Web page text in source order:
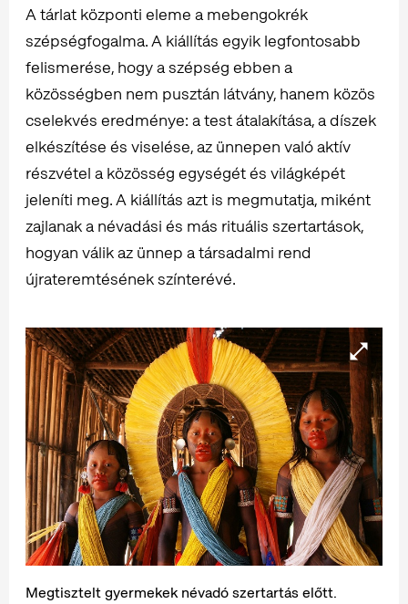
A tárlat központi eleme a mebengokrék
szépségfogalma. A kiállítás egyik legfontosabb
felismerése, hogy a szépség ebben a
közösségben nem pusztán látvány, hanem közös
cselekvés eredménye: a test átalakítása, a díszek
elkészítése és viselése, az ünnepen való aktív
részvétel a közösség egységét és világképét
jeleníti meg. A kiállítás azt is megmutatja, miként
zajlanak a névadási és más rituális szertartások,
hogyan válik az ünnep a társadalmi rend
újrateremtésének színterévé.
Megtisztelt gyermekek névadó szertartás előtt.